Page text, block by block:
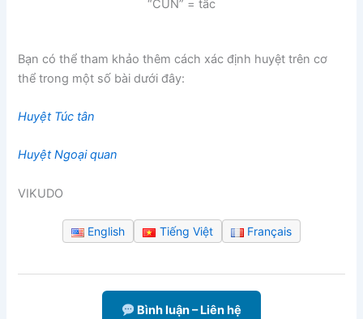
“CUN” = tấc
Bạn có thể tham khảo thêm cách xác định huyệt trên cơ
thể trong một số bài dưới đây:
Huyệt Túc tân
Huyệt Ngoại quan
VIKUDO
English Tiếng Việt Français
Bình luận – Liên hệ